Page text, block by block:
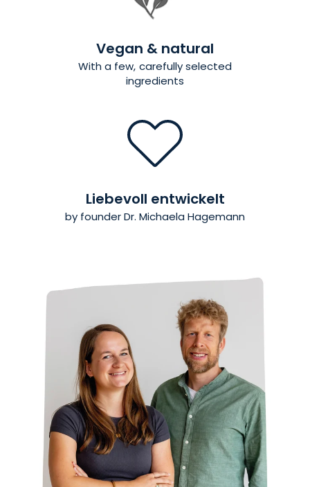
Vegan & natural
With a few, carefully selected
ingredients
Liebevoll entwickelt
by founder Dr. Michaela Hagemann